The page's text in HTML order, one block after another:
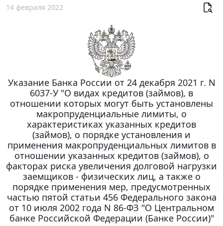
14 февраля 2022
Указание Банка России от 24 декабря 2021 г. N
6037-У "О видах кредитов (займов), в
отношении которых могут быть установлены
макропруденциальные лимиты, о
характеристиках указанных кредитов
(займов), о порядке установления и
применения макропруденциальных лимитов в
отношении указанных кредитов (займов), о
факторах риска увеличения долговой нагрузки
заемщиков - физических лиц, а также о
порядке применения мер, предусмотренных
частью пятой статьи 456 Федерального закона
от 10 июля 2002 года N 86-ФЗ "О Центральном
банке Российской Федерации (Банке России)"